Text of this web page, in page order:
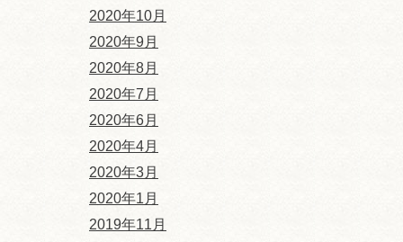
2020年10月
2020年9月
2020年8月
2020年7月
2020年6月
2020年4月
2020年3月
2020年1月
2019年11月